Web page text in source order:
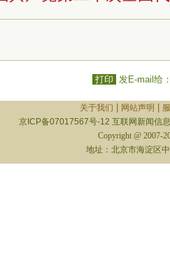
打印 发E-mail给
关于我们 网站声明
京ICP备07017567号-12 互联网新闻信
Copyright @ 2007-
地址：北京市海淀区